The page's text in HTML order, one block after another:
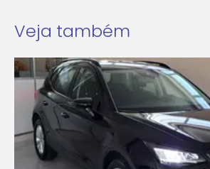
Veja também